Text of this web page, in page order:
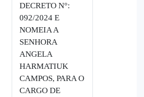
DECRETO N°:
092/2024 E
NOMEIA A
SENHORA
ANGELA
HARMATIUK
CAMPOS, PARA O
CARGO DE